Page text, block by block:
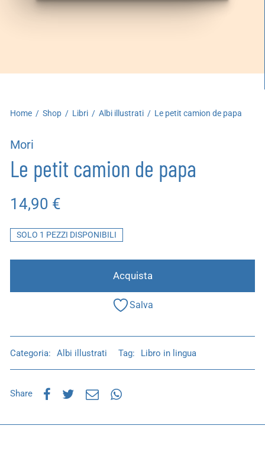
Home / Shop / Libri / Albi illustrati / Le petit camion de papa
Mori
Le petit camion de papa
14,90 €
SOLO 1 PEZZI DISPONIBILI
Acquista
Salva
Categoria: Albi illustrati Tag: Libro in lingua
Share